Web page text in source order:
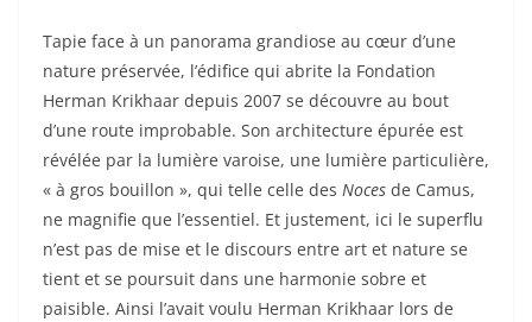
Tapie face à un panorama grandiose au cœur d’une
nature préservée, l’édifice qui abrite la Fondation
Herman Krikhaar depuis 2007 se découvre au bout
d’une route improbable. Son architecture épurée est
révélée par la lumière varoise, une lumière particulière,
« à gros bouillon », qui telle celle des Noces de Camus,
ne magnifie que l’essentiel. Et justement, ici le superflu
n’est pas de mise et le discours entre art et nature se
tient et se poursuit dans une harmonie sobre et
paisible. Ainsi l’avait voulu Herman Krikhaar lors de